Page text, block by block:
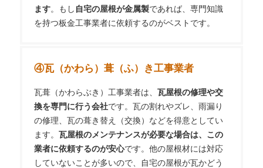
ます。もし 自宅の屋根が金属製であれば、専門知識
を持つ板金工事業者に依頼するのがベストです。
④瓦（かわら）葺（ふ）き工事業者
瓦葺（かわらぶき）工事業者は、瓦屋根の修理や交
換を専門に行う会社です。瓦の割れやズレ、雨漏り
の修理、瓦の葺き替え（交換）などを得意としてい
ます。瓦屋根のメンテナンスが必要な場合は、この
業者に依頼するのが安心です。他の屋根材には対応
していないことが多いので、自宅の屋根が瓦かどう